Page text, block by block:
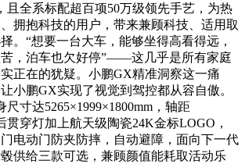
且全系标配超百项50万级领先手艺，为热
拥抱科技的用户，带来兼顾科技、适用取
。“想要一台大车，能够坐得高看得远，
，泊车也欠好停”——这几乎是所有家庭
正在的犹疑。小鹏GX精准洞察这一痛
小鹏GX实现了视觉到驾控都从容自傲。
寸达5265×1999×1800mm，轴距
贯穿灯加上航天级陶瓷24K金标LOGO，
电动门防夹防摔，自动避障，面向下一代
供给三款可选，兼顾颜值能耗取活动乐